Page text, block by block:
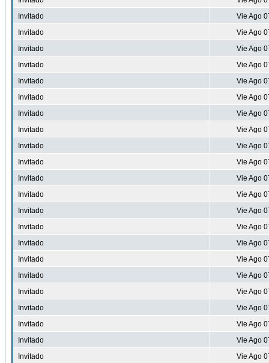
Invitado
Vie Ago
Invitado
Vie Ago
Invitado
Vie Ago
Invitado
Vie Ago
Invitado
Vie Ago
Invitado
Vie Ago
Invitado
Vie Ago
Invitado
Vie Ago
Invitado
Vie Ago
Invitado
Vie Ago
Invitado
Vie Ago
Invitado
Vie Ago
Invitado
Vie Ago
Invitado
Vie Ago
Invitado
Vie Ago
Invitado
Vie Ago
Invitado
Vie Ago
Invitado
Vie Ago
Invitado
Vie Ago
Invitado
Vie Ago
Invitado
Vie Ago
Invitado
Vie Ago